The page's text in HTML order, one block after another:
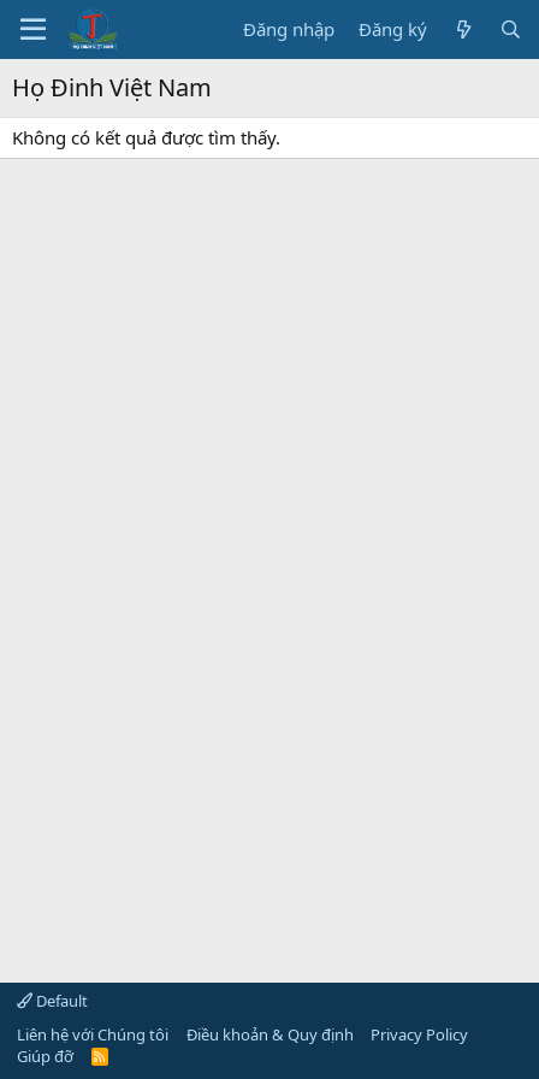
Đăng nhập Đăng ký
Họ Đinh Việt Nam
Không có kết quả được tìm thấy.
Default
Liên hệ với Chúng tôi
Điều khoản & Quy định
Privacy Policy
Giúp đỡ
R